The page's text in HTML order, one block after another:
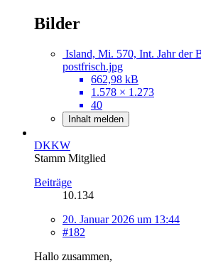
Bilder
Island, Mi. 570, Int. Jahr der
postfrisch.jpg
662,98 kB
1.578 × 1.273
40
Inhalt melden
DKKW
Stamm Mitglied
Beiträge
10.134
20. Januar 2026 um 13:44
#182
Hallo zusammen,